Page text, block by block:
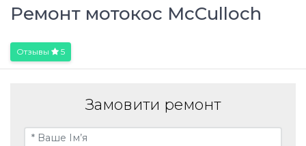
Ремонт мотокос McCulloch
Отзывы 5
Замовити ремонт